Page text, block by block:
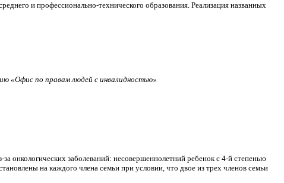
и профессионально-технического образования. Реализация названных
«Офис по правам людей с инвалидностью»
онкологических заболеваний: несовершеннолетний ребенок с 4-й степенью
на каждого члена семьи при условии, что двое из трех членов семьи